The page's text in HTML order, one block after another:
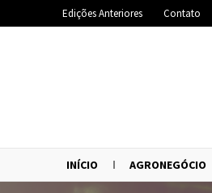
Edições Anteriores Contato
INÍCIO AGRONEGÓCIO